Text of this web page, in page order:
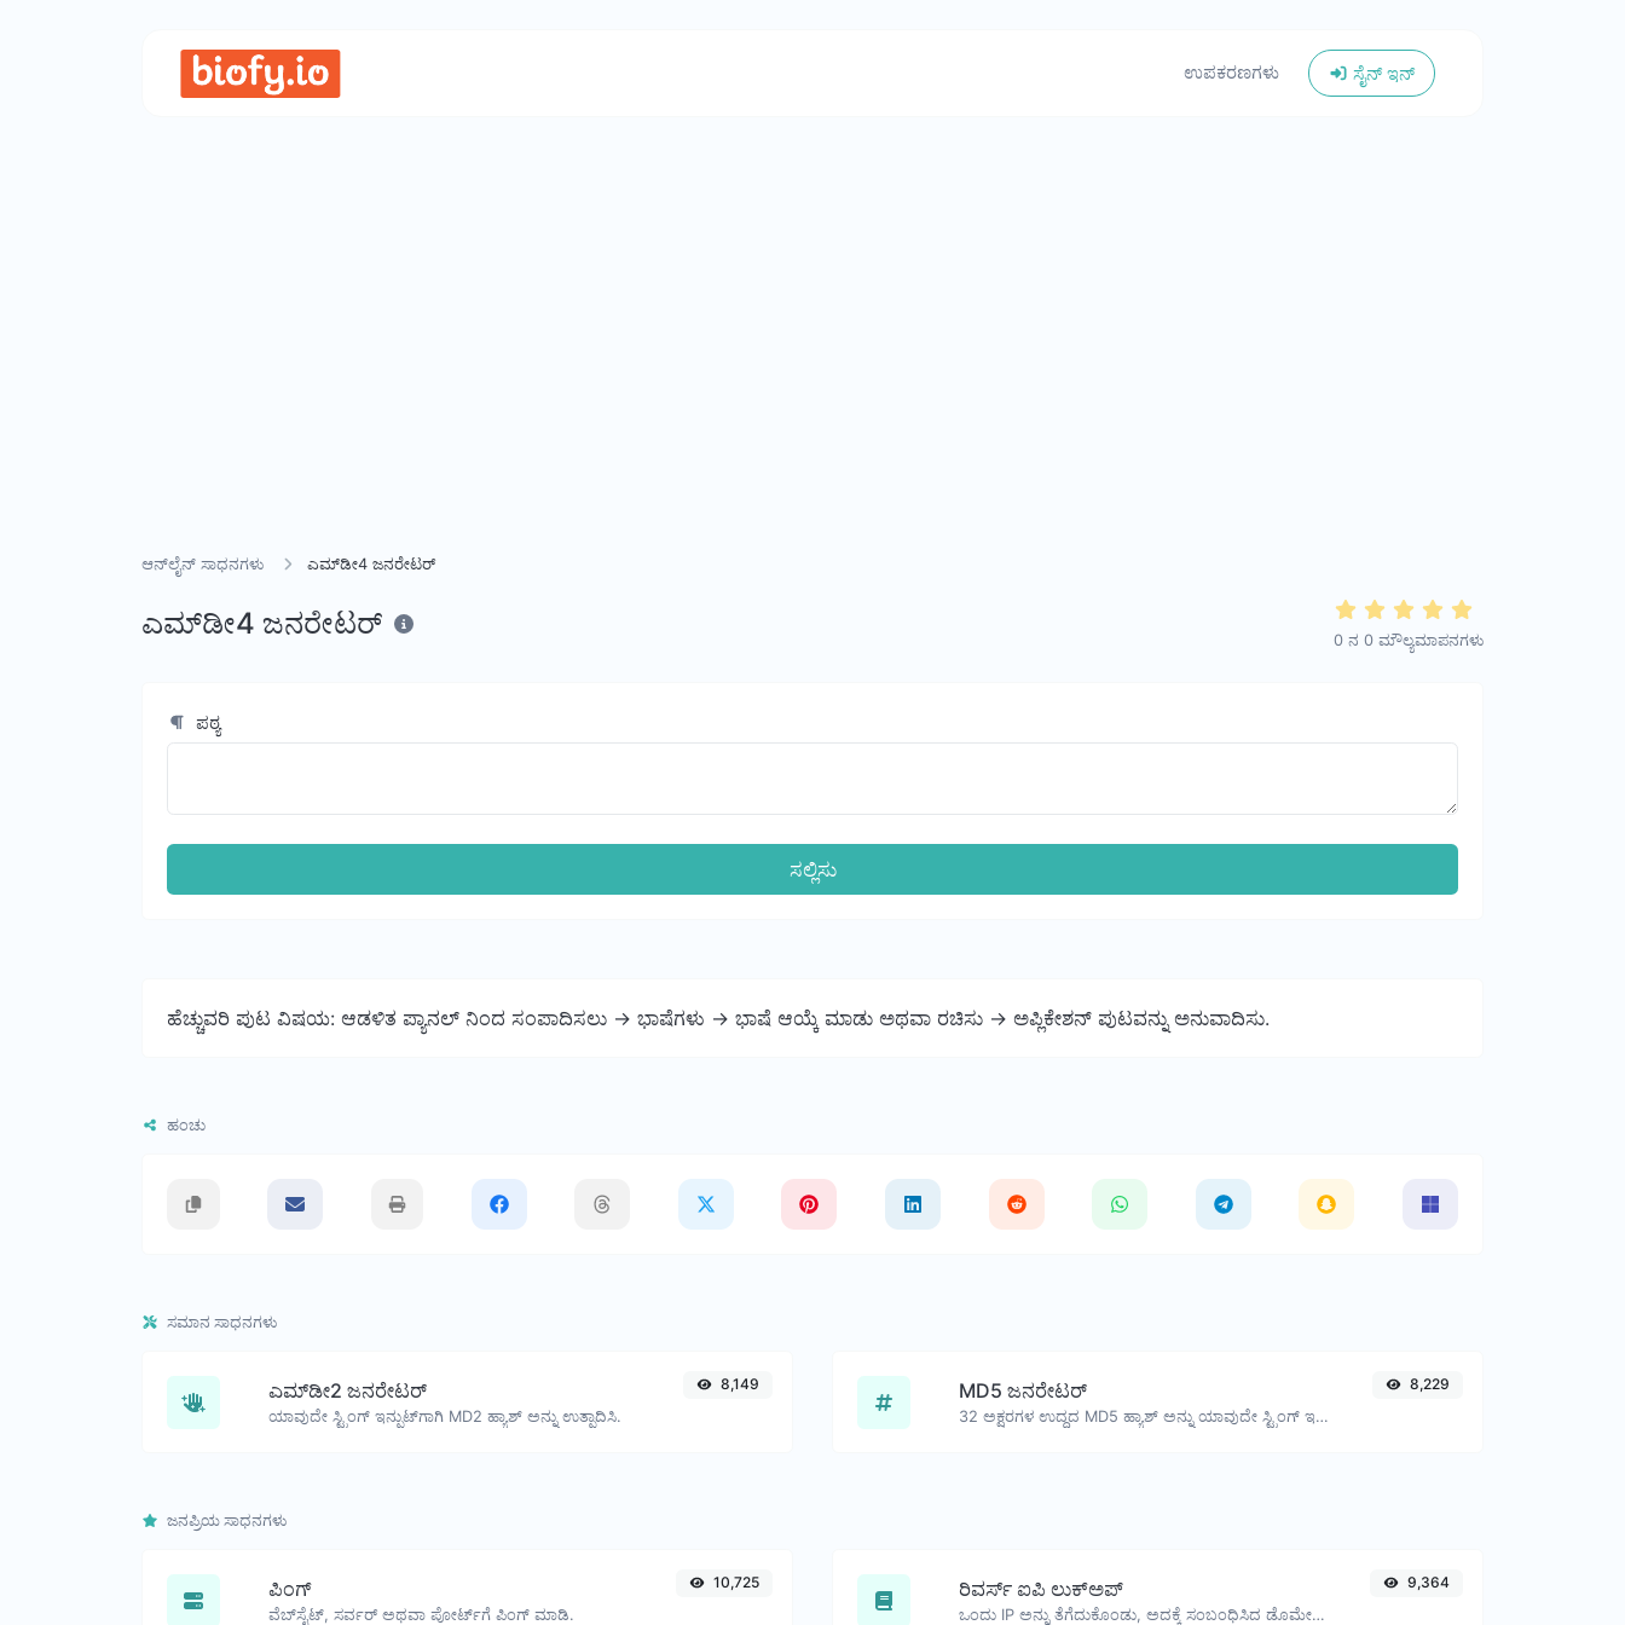
ಉಪಕರಣಗಳು ಸೈನ್ ಇನ್
ಆನ್‌ಲೈನ್ ಸಾಧನಗಳು ಎಮ್‌ಡೀ4 ಜನರೇಟರ್
ಎಮ್‌ಡೀ4 ಜನರೇಟರ್ 0 ನ 0 ಮೌಲ್ಯಮಾಪನಗಳು
ಪಠ್ಯ
ಸಲ್ಲಿಸು
ಹೆಚ್ಚುವರಿ ಪುಟ ವಿಷಯ: ಆಡಳಿತ ಪ್ಯಾನಲ್ ನಿಂದ ಸಂಪಾದಿಸಲು -> ಭಾಷೆಗಳು -> ಭಾಷೆ ಆಯ್ಕೆ ಮಾಡು ಅಥವಾ ರಚಿಸು -> ಅಪ್ಲಿಕೇಶನ್ ಪುಟವನ್ನು ಅನುವಾದಿಸು.
ಹಂಚು
ಸಮಾನ ಸಾಧನಗಳು
ಎಮ್‌ಡೀ2 ಜನರೇಟರ್
ಯಾವುದೇ ಸ್ಟ್ರಿಂಗ್ ಇನ್ಪುಟ್‌ಗಾಗಿ MD2 ಹ್ಯಾಶ್ ಅನ್ನು ಉತ್ಪಾದಿಸಿ.
8,149 MD5 ಜನರೇಟರ್
32 ಅಕ್ಷರಗಳ ಉದ್ದದ MD5 ಹ್ಯಾಶ್ ಅನ್ನು ಯಾವುದೇ ಸ್ಟ್ರಿಂಗ್ ಇನ್ಪುಟ್‌ಗಾಗಿ ಉತ್ಪಾದಿಸಿ.
8,229
ಜನಪ್ರಿಯ ಸಾಧನಗಳು
ಪಿಂಗ್
ವೆಬ್‌ಸೈಟ್, ಸರ್ವರ್ ಅಥವಾ ಪೋರ್ಟ್‌ಗೆ ಪಿಂಗ್ ಮಾಡಿ.
10,725 ರಿವರ್ಸ್ ಐಪಿ ಲುಕ್‌ಅಪ್
ಒಂದು IP ಅನ್ನು ತೆಗೆದುಕೊಂಡು, ಅದಕ್ಕೆ ಸಂಬಂಧಿಸಿದ ಡೊಮೇನ್/ಹೋಸ್ಟ್ ಅನ್ನು ಹುಡುಕಲು ಪ್ರಯತ್ನಿಸಿ.
9,364